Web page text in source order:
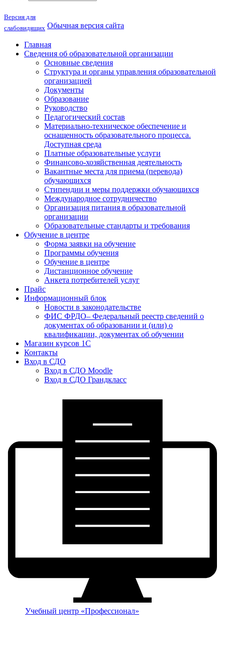
Версия для
слабовидящих Обычная версия сайта
Главная
Сведения об образовательной организации
Основные сведения
Структура и органы управления образовательной
организацией
Документы
Образование
Руководство
Педагогический состав
Материально-техническое обеспечение и
оснащенность образовательного процесса.
Доступная среда
Платные образовательные услуги
Финансово-хозяйственная деятельность
Вакантные места для приема (перевода)
обучающихся
Стипендии и меры поддержки обучающихся
Международное сотрудничество
Организация питания в образовательной
организации
Образовательные стандарты и требования
Обучение в центре
Форма заявки на обучение
Программы обучения
Обучение в центре
Дистанционное обучение
Анкета потребителей услуг
Прайс
Информационный блок
Новости в законодательстве
ФИС ФРДО– Федеральный реестр сведений о
документах об образовании и (или) о
квалификации, документах об обучении
Магазин курсов 1С
Контакты
Вход в СДО
Вход в СДО Moodle
Вход в СДО Грандкласс
Учебный центр «Профессионал»